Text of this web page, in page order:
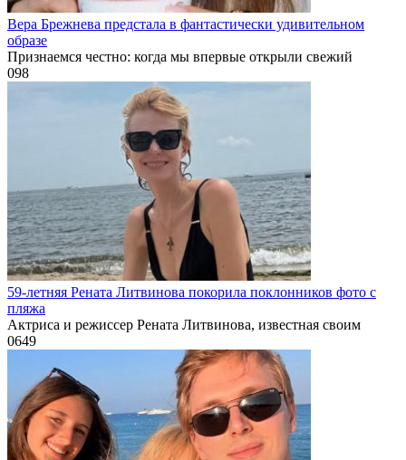
Вера Брежнева предстала в фантастически удивительном
образе
Признаемся честно: когда мы впервые открыли свежий
098
59-летняя Рената Литвинова покорила поклонников фото с
пляжа
Актриса и режиссер Рената Литвинова, известная своим
0649